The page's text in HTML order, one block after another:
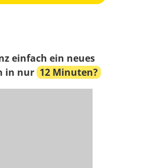
einfach ein neues
in nur 12 Minuten?